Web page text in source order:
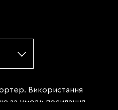
Використання
за умови посилання